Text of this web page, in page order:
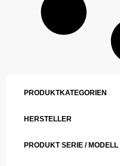
PRODUKTKATEGORIEN
HERSTELLER
PRODUKT SERIE / MODELL